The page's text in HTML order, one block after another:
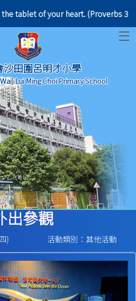
of your heart. (Proverbs 3:3)
沙田圍呂明才小學
Lui Ming Choi Primary School
出參觀
) 活動類別：其他活動